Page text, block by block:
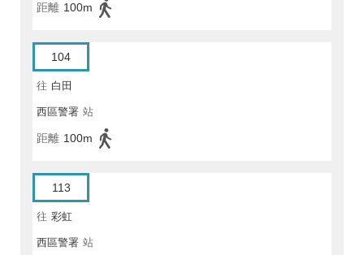
距離 100m
104
往 白田
西區警署 站
距離 100m
113
往 彩虹
西區警署 站